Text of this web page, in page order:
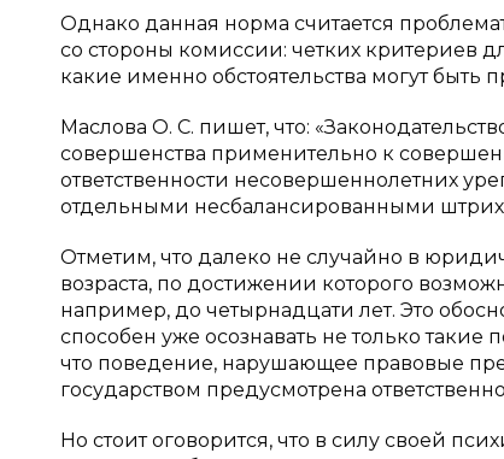
Однако данная норма считается
со стороны комиссии: четких критериев
какие именно обстоятельства могут быть
Маслова О. С. пишет, что:
совершенства применительно к
ответственности несовершеннолетних
отдельными несбалансированными
Отметим, что далеко не случайно в
возраста, по достижении которого
например, до четырнадцати лет. Это
способен уже осознавать не только такие
что поведение, нарушающее правовые
государством предусмотрена
Но стоит оговорится, что в силу своей